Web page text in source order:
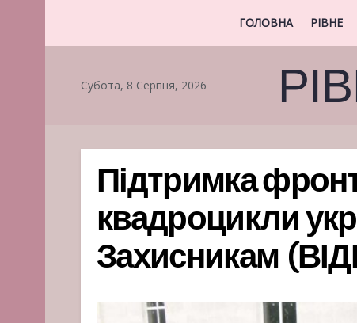
ГОЛОВНА РІВНЕ
Субота, 8 Серпня, 2026
Підтримка
квадроцикли
Захисникам